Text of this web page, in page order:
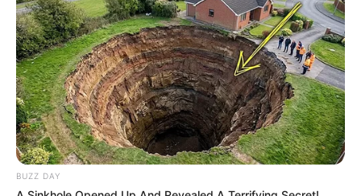
13 Film Genre Survival,
Paling Seru untuk
Ditonton
5 Film yang Mirip Crows
Zero, Penuh Aksi
Menegangkan
BUZZ DAY